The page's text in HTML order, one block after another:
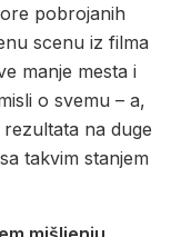
pobrojanih
scenu iz filma
manje mesta i
o svemu – a,
na duge
takvim stanjem